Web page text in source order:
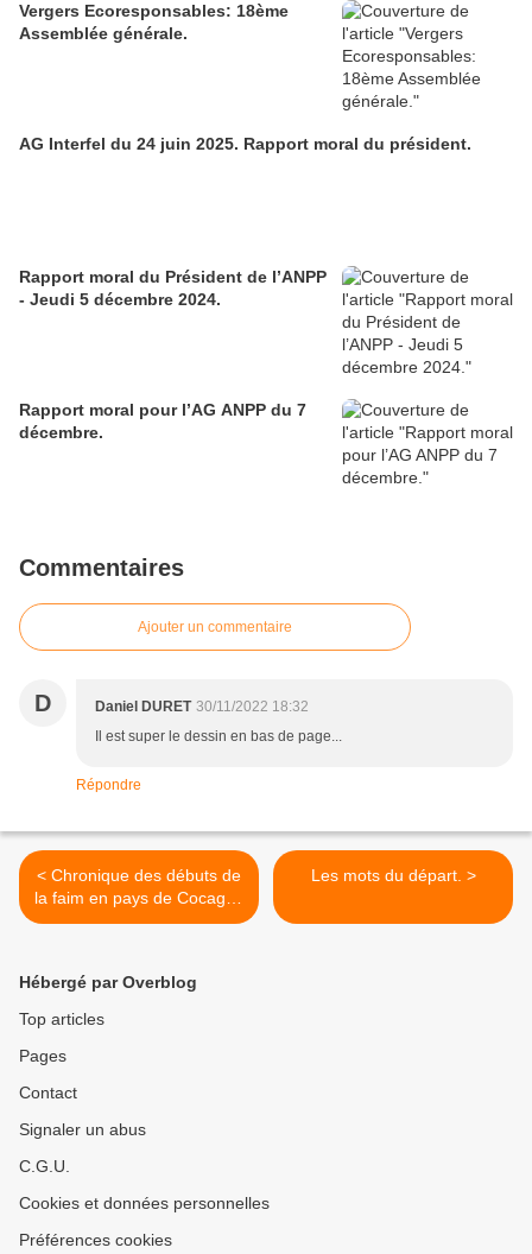
Vergers Ecoresponsables: 18ème
Assemblée générale.
AG Interfel du 24 juin 2025. Rapport moral du président.
Rapport moral du Président de l’ANPP
- Jeudi 5 décembre 2024.
Rapport moral pour l’AG ANPP du 7
décembre.
Commentaires
Ajouter un commentaire
D Daniel DURET 30/11/2022 18:32
Il est super le dessin en bas de page...
Répondre
< Chronique des débuts de
la faim en pays de Cocagne
(3)
Les mots du départ. >
Hébergé par Overblog
Top articles
Pages
Contact
Signaler un abus
C.G.U.
Cookies et données personnelles
Préférences cookies